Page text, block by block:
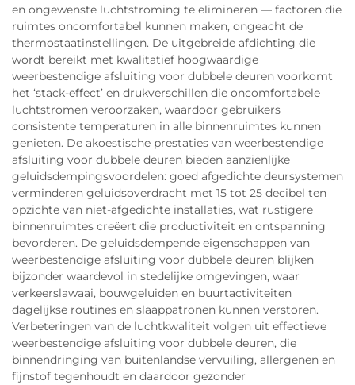
en ongewenste luchtstroming te elimineren — factoren die
ruimtes oncomfortabel kunnen maken, ongeacht de
thermostaatinstellingen. De uitgebreide afdichting die
wordt bereikt met kwalitatief hoogwaardige
weerbestendige afsluiting voor dubbele deuren voorkomt
het ‘stack-effect’ en drukverschillen die oncomfortabele
luchtstromen veroorzaken, waardoor gebruikers
consistente temperaturen in alle binnenruimtes kunnen
genieten. De akoestische prestaties van weerbestendige
afsluiting voor dubbele deuren bieden aanzienlijke
geluidsdempingsvoordelen: goed afgedichte deursystemen
verminderen geluidsoverdracht met 15 tot 25 decibel ten
opzichte van niet-afgedichte installaties, wat rustigere
binnenruimtes creëert die productiviteit en ontspanning
bevorderen. De geluidsdempende eigenschappen van
weerbestendige afsluiting voor dubbele deuren blijken
bijzonder waardevol in stedelijke omgevingen, waar
verkeerslawaai, bouwgeluiden en buurtactiviteiten
dagelijkse routines en slaappatronen kunnen verstoren.
Verbeteringen van de luchtkwaliteit volgen uit effectieve
weerbestendige afsluiting voor dubbele deuren, die
binnendringing van buitenlandse vervuiling, allergenen en
fijnstof tegenhoudt en daardoor gezonder